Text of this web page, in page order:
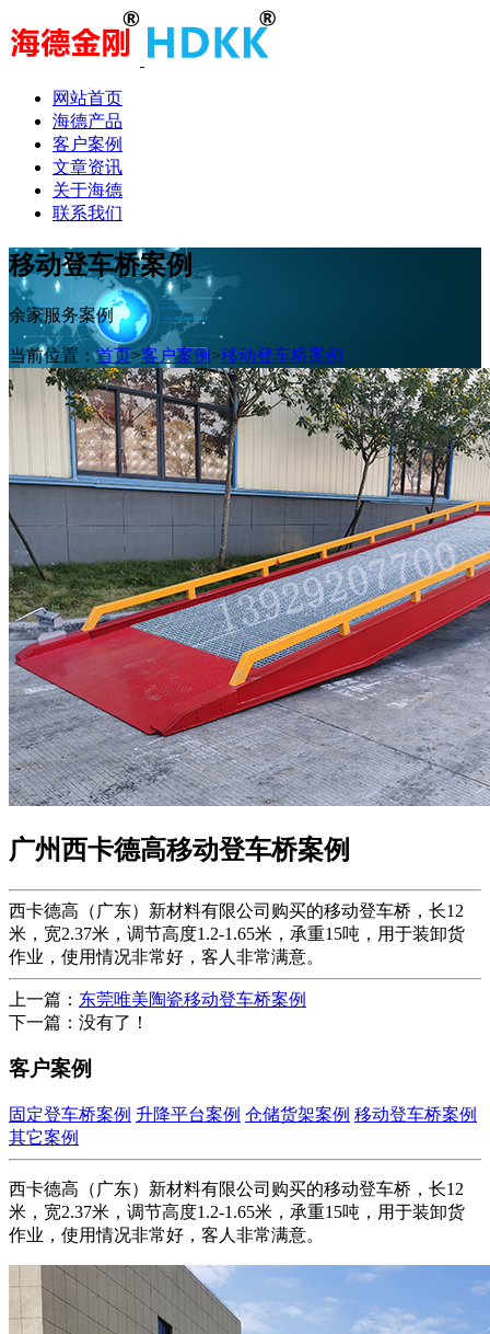
网站首页
海德产品
客户案例
文章资讯
关于海德
联系我们
移动登车桥案例
余家服务案例
当前位置：首页>客户案例 >移动登车桥案例
广州西卡德高移动登车桥案例
西卡德高（广东）新材料有限公司购买的移动登车桥，长12
米，宽2.37米，调节高度1.2-1.65米，承重15吨，用于装卸货
作业，使用情况非常好，客人非常满意。
上一篇： 东莞唯美陶瓷移动登车桥案例
下一篇：没有了！
客户案例
固定登车桥案例 升降平台案例 仓储货架案例 移动登车桥案例
其它案例
西卡德高（广东）新材料有限公司购买的移动登车桥，长12
米，宽2.37米，调节高度1.2-1.65米，承重15吨，用于装卸货
作业，使用情况非常好，客人非常满意。